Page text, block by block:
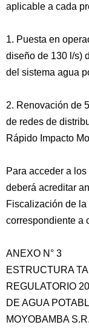
aplicable a cada
1. Puesta en
diseño de 130 l/s)
del sistema agua
2. Renovación de
de redes de
Rápido Impacto
Para acceder a
deberá acreditar
Fiscalización de
correspondiente a
ANEXO N° 3
ESTRUCTURA
REGULATORIO
DE AGUA
MOYOBAMBA